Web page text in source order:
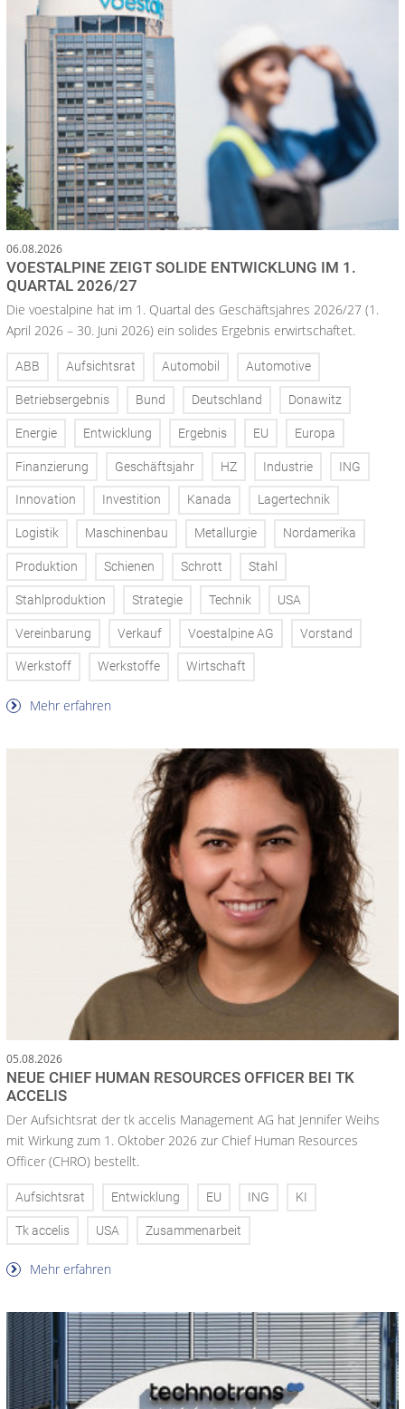
06.08.2026
VOESTALPINE ZEIGT SOLIDE ENTWICKLUNG IM 1.
QUARTAL 2026/27
Die voestalpine hat im 1. Quartal des Geschäftsjahres 2026/27 (1.
April 2026 – 30. Juni 2026) ein solides Ergebnis erwirtschaftet.
ABB Aufsichtsrat Automobil Automotive
Betriebsergebnis Bund Deutschland Donawitz
Energie Entwicklung Ergebnis EU Europa
Finanzierung Geschäftsjahr HZ Industrie ING
Innovation Investition Kanada Lagertechnik
Logistik Maschinenbau Metallurgie Nordamerika
Produktion Schienen Schrott Stahl
Stahlproduktion Strategie Technik USA
Vereinbarung Verkauf Voestalpine AG Vorstand
Werkstoff Werkstoffe Wirtschaft
Mehr erfahren
05.08.2026
NEUE CHIEF HUMAN RESOURCES OFFICER BEI TK
ACCELIS
Der Aufsichtsrat der tk accelis Management AG hat Jennifer Weihs
mit Wirkung zum 1. Oktober 2026 zur Chief Human Resources
Officer (CHRO) bestellt.
Aufsichtsrat Entwicklung EU ING KI
Tk accelis USA Zusammenarbeit
Mehr erfahren